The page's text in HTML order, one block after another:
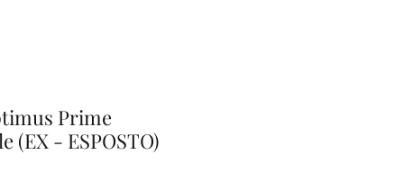
Prime
(EX - ESPOSTO)